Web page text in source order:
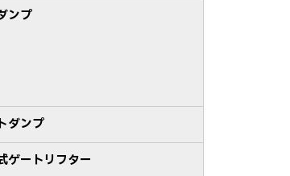
ンプ
ダンプ
ゲートリフター